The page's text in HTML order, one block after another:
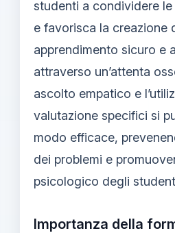
studenti a condividere
e favorisca la creazione
apprendimento sicuro e
attraverso un’attenta
ascolto empatico e
valutazione specifici si
modo efficace,
dei problemi e
psicologico degli
Importanza della